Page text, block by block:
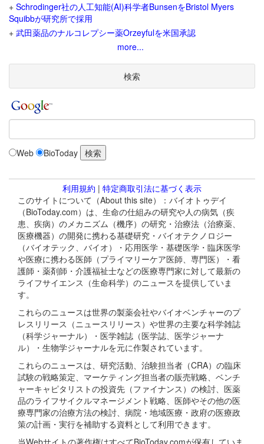
+ Schrodinger社の人工知能(AI)科学者BunsenをBristol Myers
Squibbが研究所で採用
+ 武田薬品のナルコレプシー薬Orzeyfulを米国承認
more...
検索
Web BioToday
利用規約 | 特定商取引法に基づく表示
このサイトについて（About this site）：バイオトゥデイ
（BioToday.com）は、生命の仕組みの研究や人の病気（疾
患、疾病）のメカニズム（機序）の研究・治療法（治療薬、
医療機器）の開発に携わる基礎研究・バイオテクノロジー
（バイオテック、バイオ）・応用医学・基礎医学・臨床医学
や医療に携わる医師（プライマリーケア医師、専門医）・看
護師・薬剤師・介護福祉士などの医療専門家に対して最新の
ライフサイエンス（生命科学）のニュースを提供していま
す。
これらのニュースは世界の製薬会社やバイオベンチャーのプ
レスリリース（ニュースリリース）や世界の主要な科学雑誌
（科学ジャーナル）・医学雑誌（医学誌、医学ジャーナ
ル）・生物学ジャーナルを元に作製されています。
これらのニュースは、研究活動、治験担当者（CRA）の臨床
試験の戦略策定、マーケティング担当者の販売戦略、ベンチ
ャーキャピタリストの投資先（ファイナンス）の検討、医薬
品のライフサイクルマネージメント戦略、医師やその他の医
療専門家の治療方法の検討、病院・地域医療・政府の医療政
策の計画・実行を補助する資料として利用できます。